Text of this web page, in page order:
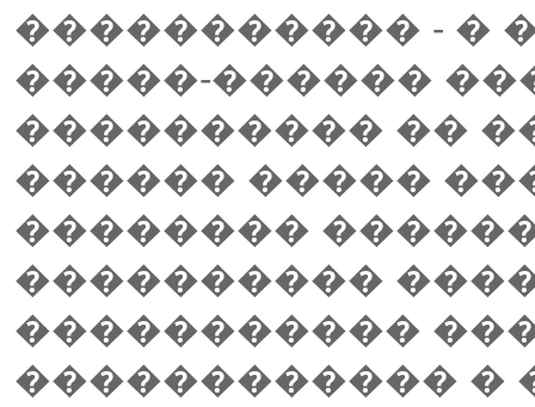
����������� - �
�����-������
���������� ��
������ �����
��������
����������
�����������
������������ �